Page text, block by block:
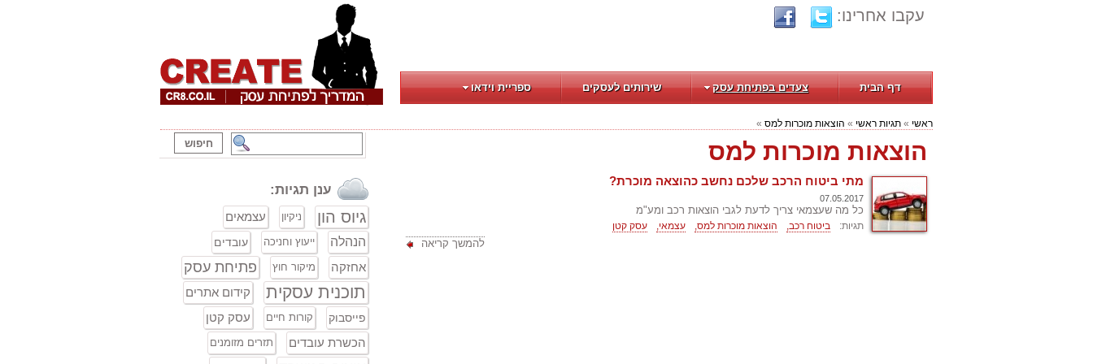
עקבו אחרינו:
דף הבית צעדים בפתיחת עסק שירותים לעסקים ספריית וידאו
ראשי » תגיות ראשי » הוצאות מוכרות למס »
הוצאות מוכרות למס
מתי ביטוח הרכב שלכם נחשב כהוצאה מוכרת?
07.05.2017
כל מה שעצמאי צריך לדעת לגבי הוצאות רכב ומע"מ
תגיות: ביטוח רכב, הוצאות מוכרות למס, עצמאי, עסק קטן
להמשך קריאה
ענן תגיות:
גיוס הון ניקיון
עצמאים
הנהלה
ייעוץ וחניכה עובדים
אחזקה מיקור חוץ פתיחת עסק
תוכנית עסקית קידום אתרים
פייסבוק קורות חיים
עסק קטן
הכשרת עובדים
תזרים מזומנים